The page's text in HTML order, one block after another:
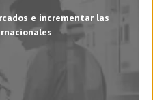
e incrementar las